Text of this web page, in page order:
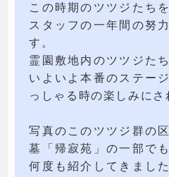
この時期のツツジたち
スタッフの一年間の努
す。
霊園敷地内のツツジた
いよいよ本番のステー
っしゃる時の楽しみにさ
写真のこのツツジ群の
墓「帰寂苑」の一部で
何度も紹介してきまし